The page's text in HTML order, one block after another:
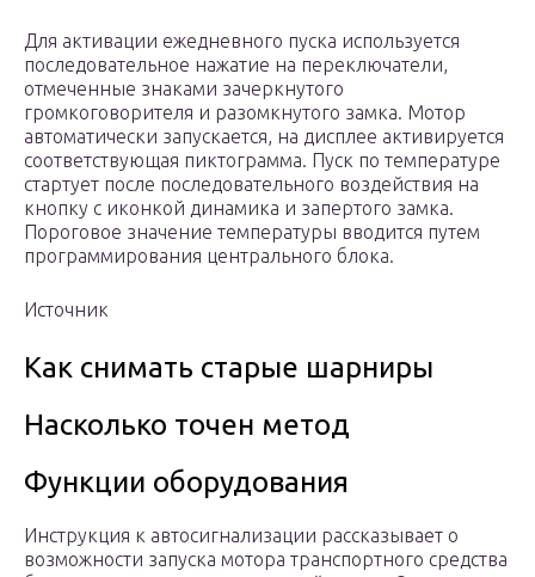
Для активации ежедневного пуска используется
последовательное нажатие на переключатели,
отмеченные знаками зачеркнутого
громкоговорителя и разомкнутого замка. Мотор
автоматически запускается, на дисплее активируется
соответствующая пиктограмма. Пуск по температуре
стартует после последовательного воздействия на
кнопку с иконкой динамика и запертого замка.
Пороговое значение температуры вводится путем
программирования центрального блока.
Источник
Как снимать старые шарниры
Насколько точен метод
Функции оборудования
Инструкция к автосигнализации рассказывает о
возможности запуска мотора транспортного средства